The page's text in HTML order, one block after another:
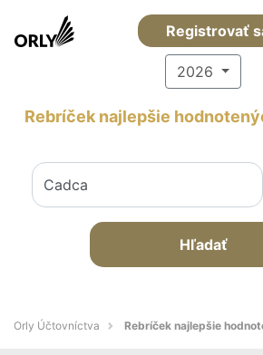
Registrovať
2026
Rebríček najlepšie
Hľadať
Orly Účtovníctva Rebríček najlepšie